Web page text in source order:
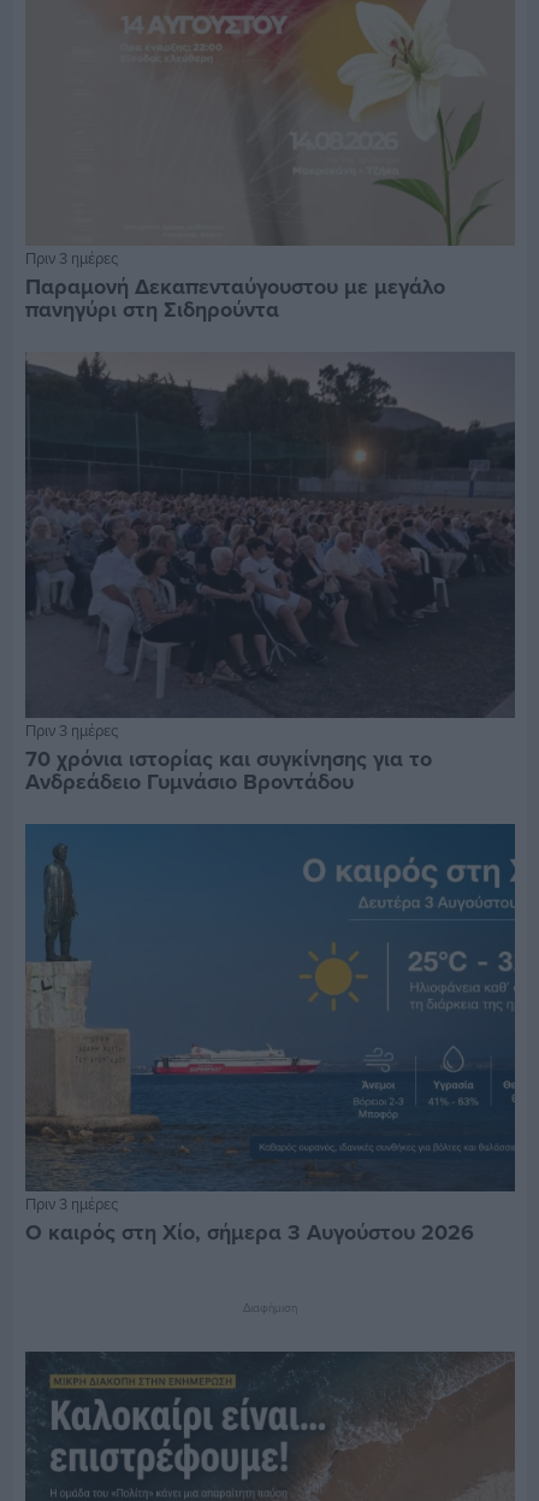
Πριν 3 ημέρες
Παραμονή Δεκαπενταύγουστου με μεγάλο
πανηγύρι στη Σιδηρούντα
Πριν 3 ημέρες
70 χρόνια ιστορίας και συγκίνησης για το
Ανδρεάδειο Γυμνάσιο Βροντάδου
Πριν 3 ημέρες
Ο καιρός στη Χίο, σήμερα 3 Αυγούστου 2026
Διαφήμιση